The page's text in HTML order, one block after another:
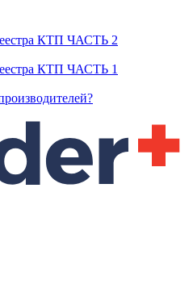
КТП ЧАСТЬ 2
КТП ЧАСТЬ 1